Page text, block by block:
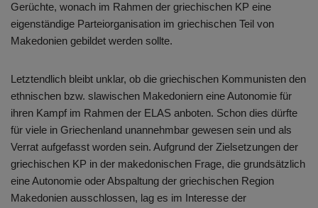
Gerüchte, wonach im Rahmen der griechischen KP eine
eigenständige Parteiorganisation im griechischen Teil von
Makedonien gebildet werden sollte.
Letztendlich bleibt unklar, ob die griechischen Kommunisten den
ethnischen bzw. slawischen Makedoniern eine Autonomie für
ihren Kampf im Rahmen der ELAS anboten. Schon dies dürfte
für viele in Griechenland unannehmbar gewesen sein und als
Verrat aufgefasst worden sein. Aufgrund der Zielsetzungen der
griechischen KP in der makedonischen Frage, die grundsätzlich
eine Autonomie oder Abspaltung der griechischen Region
Makedonien ausschlossen, lag es im Interesse der